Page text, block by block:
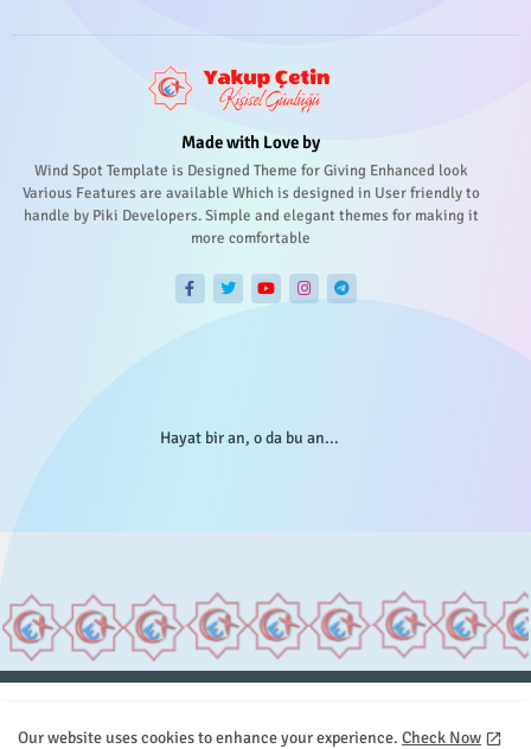
Made with Love by
Wind Spot Template is Designed Theme for Giving Enhanced look
Various Features are available Which is designed in User friendly to
handle by Piki Developers. Simple and elegant themes for making it
more comfortable
Hayat bir an, o da bu an...
Our website uses cookies to enhance your experience. Check Now